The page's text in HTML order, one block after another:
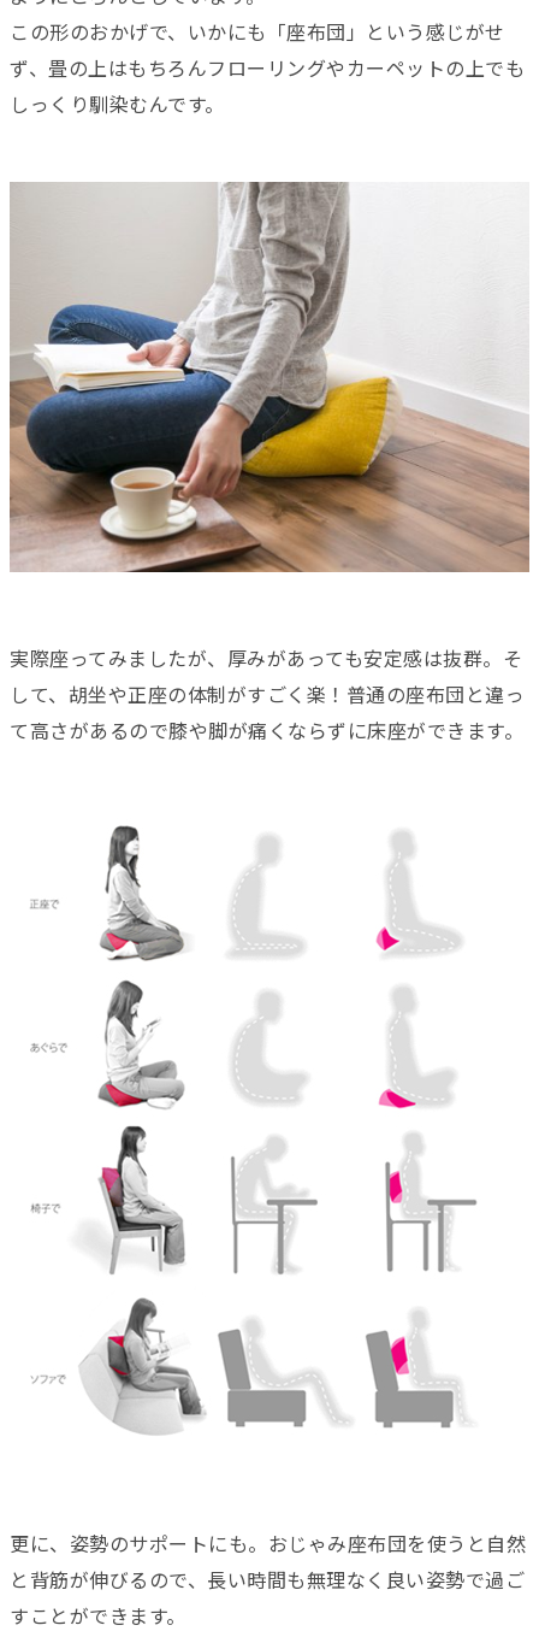
この形のおかげで、いかにも「座布団」という感じがせ
ず、畳の上はもちろんフローリングやカーペットの上でも
しっくり馴染むんです。
実際座ってみましたが、厚みがあっても安定感は抜群。そ
して、胡坐や正座の体制がすごく楽！普通の座布団と違っ
て高さがあるので膝や脚が痛くならずに床座ができます。
更に、姿勢のサポートにも。おじゃみ座布団を使うと自然
と背筋が伸びるので、長い時間も無理なく良い姿勢で過ご
すことができます。